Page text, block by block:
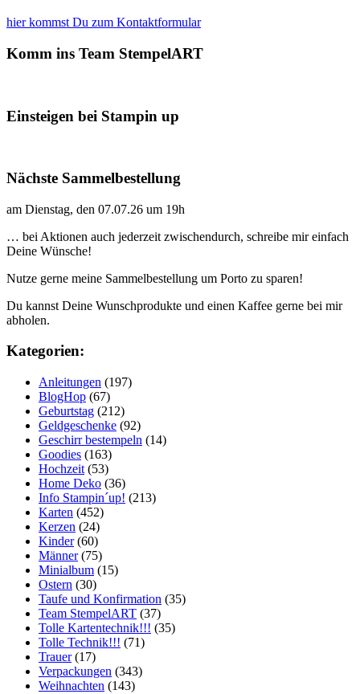
hier kommst Du zum Kontaktformular
Komm ins Team StempelART
Einsteigen bei Stampin up
Nächste Sammelbestellung
am Dienstag, den 07.07.26 um 19h
… bei Aktionen auch jederzeit zwischendurch, schreibe mir einfach
Deine Wünsche!
Nutze gerne meine Sammelbestellung um Porto zu sparen!
Du kannst Deine Wunschprodukte und einen Kaffee gerne bei mir
abholen.
Kategorien:
Anleitungen (197)
BlogHop (67)
Geburtstag (212)
Geldgeschenke (92)
Geschirr bestempeln (14)
Goodies (163)
Hochzeit (53)
Home Deko (36)
Info Stampin´up! (213)
Karten (452)
Kerzen (24)
Kinder(60)
Männer(75)
Minialbum (15)
Ostern (30)
Taufe und Konfirmation (35)
Team StempelART (37)
Tolle Kartentechnik!!! (35)
Tolle Technik!!! (71)
Trauer(17)
Verpackungen (343)
Weihnachten (143)